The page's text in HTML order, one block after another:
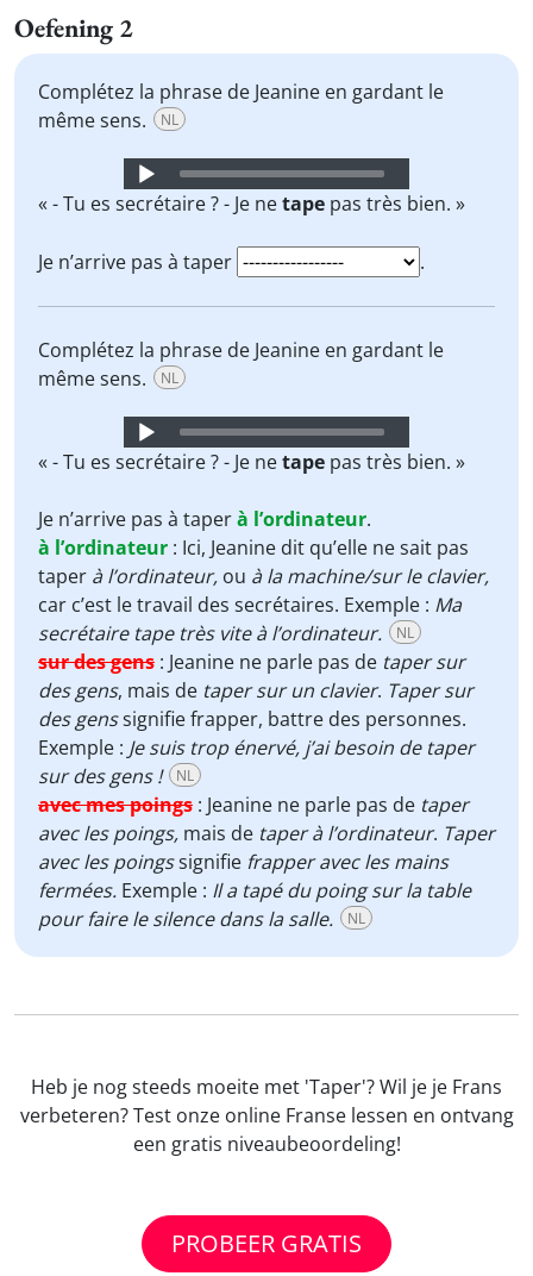
Oefening 2
Complétez la phrase de Jeanine en gardant le
même sens.
NL
Audio
Player
« - Tu es secrétaire ? - Je netape pas très bien. »
Je n’arrive pas à taper .
Complétez la phrase de Jeanine en gardant le
même sens.
NL
Audio
Player
« - Tu es secrétaire ? - Je netape pas très bien. »
Je n’arrive pas à taperà l’ordinateur.
à l’ordinateur : Ici, Jeanine dit qu’elle ne sait pas
taper à l’ordinateur, ou à la machine/sur le clavier,
car c’est le travail des secrétaires. Exemple : Ma
secrétaire tape très vite à l’ordinateur.
NL
sur des gens : Jeanine ne parle pas de taper sur
des gens, mais de taper sur un clavier. Taper sur
des genssignifie frapper, battre des personnes.
Exemple : Je suis trop énervé, j’ai besoin de taper
sur des gens !
NL
avec mes poings : Jeanine ne parle pas de taper
avec les poings, mais de taper à l’ordinateur. Taper
avec les poingssignifie frapper avec les mains
fermées. Exemple : Il a tapé du poing sur la table
pour faire le silence dans la salle.
NL
Heb je nog steeds moeite met 'Taper'? Wil je je Frans
verbeteren? Test onze online Franse lessen en ontvang
een gratis niveaubeoordeling!
PROBEER GRATIS